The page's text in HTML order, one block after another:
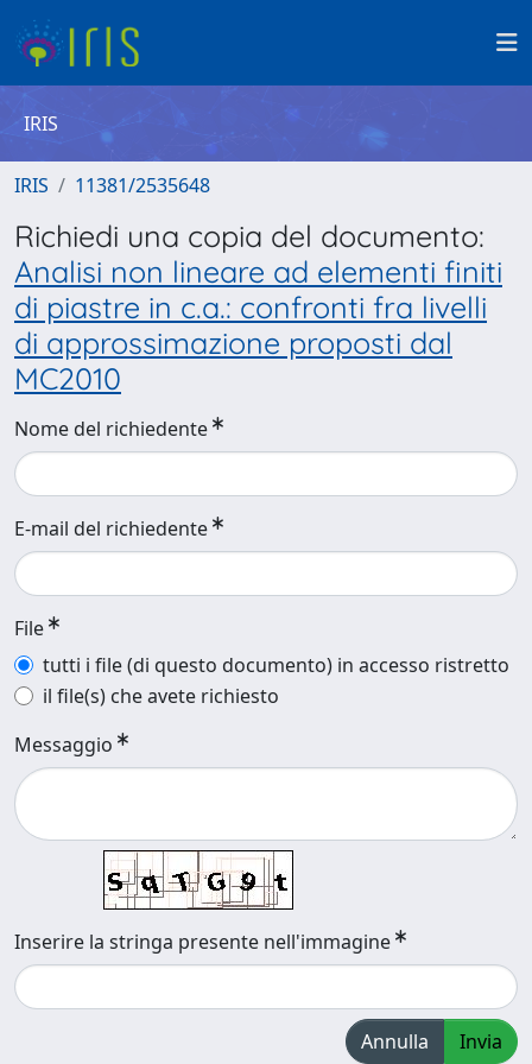
IRIS
IRIS 11381/2535648
Richiedi una copia del documento:
Analisi non lineare ad elementi finiti
di piastre in c.a.: confronti fra livelli
di approssimazione proposti dal
MC2010
Nome del richiedente
E-mail del richiedente
File
tutti i file (di questo documento) in accesso ristretto
il file(s) che avete richiesto
Messaggio
Inserire la stringa presente nell'immagine
Annulla Invia